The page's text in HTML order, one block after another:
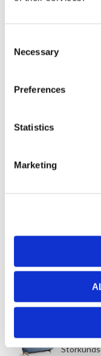
Selection
Necessary
Preferences
Statistics
Marketing
FÖRETAG &